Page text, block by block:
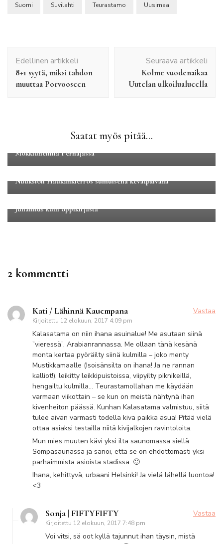
Suomi Suvilahti Teurastamo Uusimaa
selaus
Edellinen artikkeli
8+1 syytä, miksi tahdon
muuttaa Porvooseen
Seuraava artikkeli
Kolme vuodenaikaa
Uutelan ulkoilualueella
Saatat myös pitää...
MaakuntamatkatUusimaa
Mökkiunelmia Pernajassa
Nuuksion Haukankierros sumuisena kevätpäivänä
Juhannus kuin oppikirjasta
2 kommentti
Kati / Lähinnä Kauempana
Kirjoitettu 12 elokuun, 2017 4:09 pm
Vastaa
Kalasatama on niin ihana asuinalue! Me asutaan siinä
”vieressä”, Arabianrannassa. Me ollaan tänä kesänä
monta kertaa pyöräilty siinä kulmilla – joko menty
Mustikkamaalle (Isoisänsilta on ihana! Ja ne rannan
kalliot!), leikitty leikkipuistoissa, viipyilty piknikeillä,
hengailtu kulmilla… Teurastamollahan me käydään
varmaan viikottain – se kun on meistä nähtynä ihan
kivenheiton päässä. Kunhan Kalasatama valmistuu, siitä
tulee aivan varmasti todella kiva paikka asua! Pitää vielä
ottaa asiaksi testailla niitä kivijalkojen ravintoloita.
Mun mies muuten kävi yksi ilta saunomassa siellä
Sompasaunassa ja sanoi, että se on ehdottomasti yksi
parhaimmista asioista stadissa. 🙂
Ihana, kehittyvä, urbaani Helsinki! Ja vielä lähellä luontoa!
<3
Sonja | FIFTYFIFTY
Kirjoitettu 12 elokuun, 2017 7:48 pm
Vastaa
Voi vitsi, sä oot kyllä tajunnut ihan täysin, mistä